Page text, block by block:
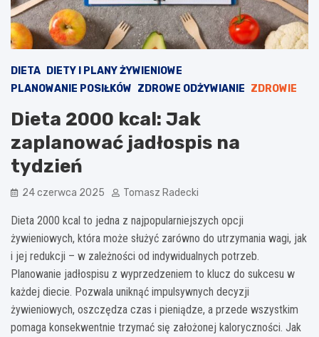
DIETA
DIETY I PLANY ŻYWIENIOWE
PLANOWANIE POSIŁKÓW ZDROWE ODŻYWIANIE ZDROWIE
Dieta 2000 kcal: Jak
zaplanować jadłospis na
tydzień
24 czerwca 2025 Tomasz Radecki
Dieta 2000 kcal to jedna z najpopularniejszych opcji
żywieniowych, która może służyć zarówno do utrzymania wagi, jak
i jej redukcji – w zależności od indywidualnych potrzeb.
Planowanie jadłospisu z wyprzedzeniem to klucz do sukcesu w
każdej diecie. Pozwala uniknąć impulsywnych decyzji
żywieniowych, oszczędza czas i pieniądze, a przede wszystkim
pomaga konsekwentnie trzymać się założonej kaloryczności. Jak